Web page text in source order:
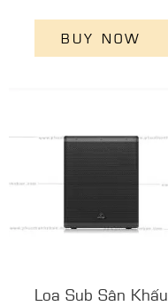
BUY NOW
Loa Sub Sân Khấu